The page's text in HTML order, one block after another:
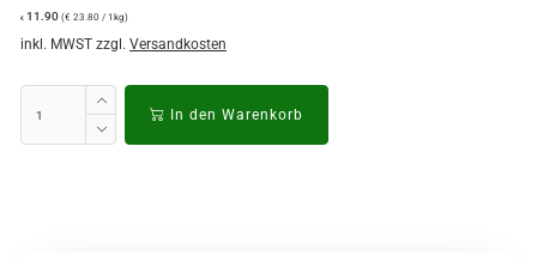
€ 11.90 (€ 23.80 / 1kg)
inkl. MWST zzgl. Versandkosten
In den Warenkorb